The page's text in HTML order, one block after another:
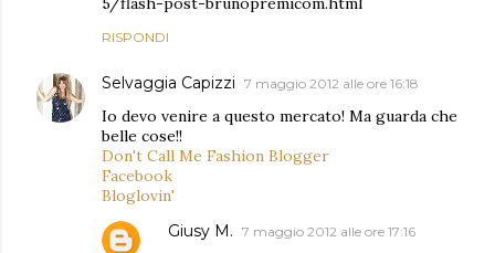
RISPONDI
Selvaggia Capizzi 7 maggio 2012 alle ore 16:18
Io devo venire a questo mercato! Ma guarda che
belle cose!!
Don't Call Me Fashion Blogger
Facebook
Bloglovin'
Giusy M. 7 maggio 2012 alle ore 17:16